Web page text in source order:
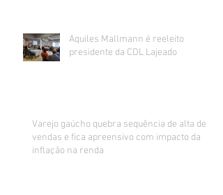
Aquiles Mallmann é reeleito
presidente da CDL Lajeado
Varejo gaúcho quebra sequência de alta de
vendas e fica apreensivo com impacto da
inflação na renda